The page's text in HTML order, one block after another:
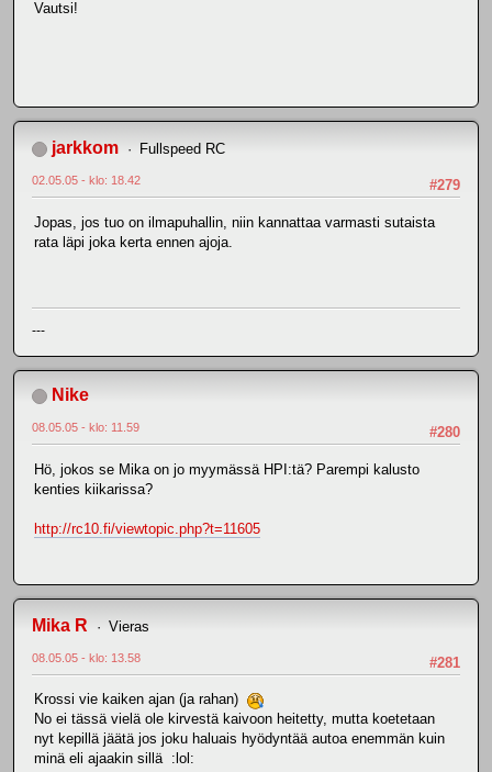
Vautsi!
jarkkom Fullspeed RC
#279
02.05.05 - klo: 18.42
Jopas, jos tuo on ilmapuhallin, niin kannattaa varmasti sutaista
rata läpi joka kerta ennen ajoja.
---
Nike
#280
08.05.05 - klo: 11.59
Hö, jokos se Mika on jo myymässä HPI:tä? Parempi kalusto
kenties kiikarissa?
http://rc10.fi/viewtopic.php?t=11605
Mika R Vieras
#281
08.05.05 - klo: 13.58
Krossi vie kaiken ajan (ja rahan)
No ei tässä vielä ole kirvestä kaivoon heitetty, mutta koetetaan
nyt kepillä jäätä jos joku haluais hyödyntää autoa enemmän kuin
minä eli ajaakin sillä :lol: